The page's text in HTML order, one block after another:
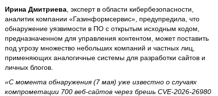
Ирина Дмитриева , эксперт в области кибербезопасности,
аналитик компании «Газинформсервис», предупредила, что
обнаружение уязвимости в ПО с открытым исходным кодом,
предназначенном для управления контентом, может поставить
под угрозу множество небольших компаний и частных лиц,
применяющих аналогичные системы для разработки сайтов и
личных блогов.
«С момента обнаружения (7 мая) уже известно о случаях
компрометации 700 веб-сайтов через брешь CVE-2026-26980